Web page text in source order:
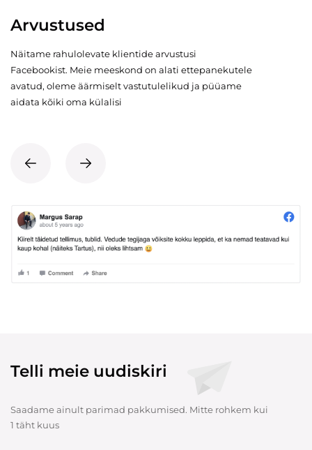
Arvustused
Näitame rahulolevate klientide arvustusi
Facebookist. Meie meeskond on alati ettepanekutele
avatud, oleme äärmiselt vastutulelikud ja püüame
aidata kõiki oma külalisi
Telli meie uudiskiri
Saadame ainult parimad pakkumised. Mitte rohkem kui
1 täht kuus